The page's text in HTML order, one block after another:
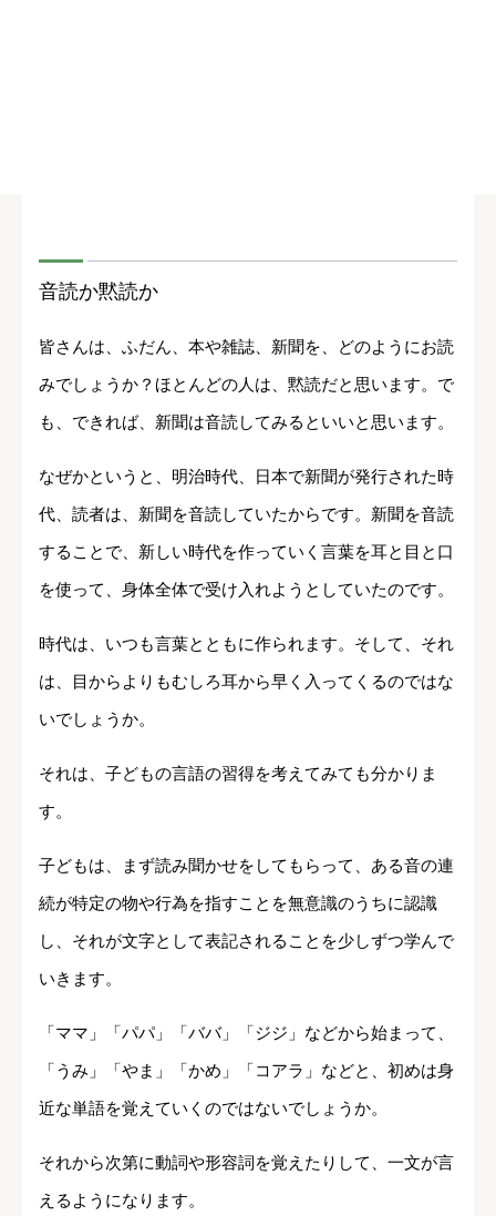
音読か黙読か
皆さんは、ふだん、本や雑誌、新聞を、どのようにお読
みでしょうか？ほとんどの人は、黙読だと思います。で
も、できれば、新聞は音読してみるといいと思います。
なぜかというと、明治時代、日本で新聞が発行された時
代、読者は、新聞を音読していたからです。新聞を音読
することで、新しい時代を作っていく言葉を耳と目と口
を使って、身体全体で受け入れようとしていたのです。
時代は、いつも言葉とともに作られます。そして、それ
は、目からよりもむしろ耳から早く入ってくるのではな
いでしょうか。
それは、子どもの言語の習得を考えてみても分かりま
す。
子どもは、まず読み聞かせをしてもらって、ある音の連
続が特定の物や行為を指すことを無意識のうちに認識
し、それが文字として表記されることを少しずつ学んで
いきます。
「ママ」「パパ」「ババ」「ジジ」などから始まって、
「うみ」「やま」「かめ」「コアラ」などと、初めは身
近な単語を覚えていくのではないでしょうか。
それから次第に動詞や形容詞を覚えたりして、一文が言
えるようになります。